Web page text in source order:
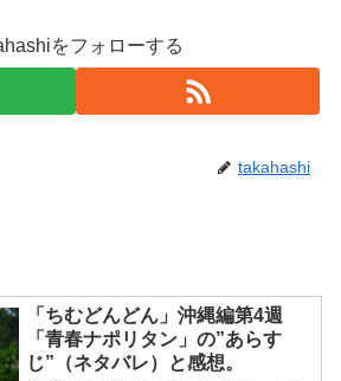
をフォローする
takahashi
「ちむどんどん」沖縄編第4週
「青春ナポリタン」の”あらす
じ”（ネタバレ）と感想。